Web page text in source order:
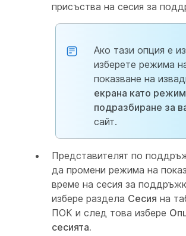
присъства на сесия за
Ако тази опция е
изберете режима
показване на
екрана като
подразбиране за
сайт.
Представителят по
да промени режима на
време на сесия за
избере раздела Сесия на
ПОК и след това избере
сесията.